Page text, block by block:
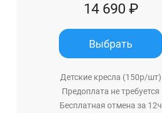
14 690 ₽
Выбрать
Детские кресла (150р/шт)
Предоплата не требуется
Бесплатная отмена за 12ч